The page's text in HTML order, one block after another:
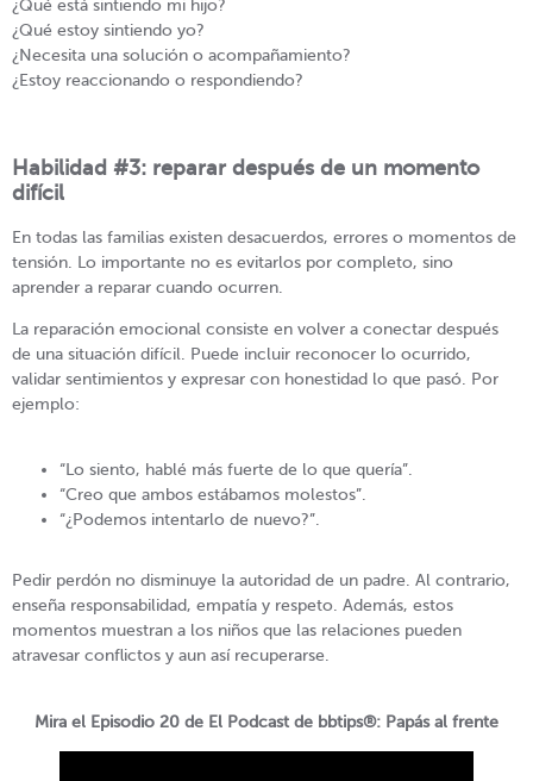
¿Qué está sintiendo mi hijo?
¿Qué estoy sintiendo yo?
¿Necesita una solución o acompañamiento?
¿Estoy reaccionando o respondiendo?
Habilidad #3: reparar después de un momento
difícil
En todas las familias existen desacuerdos, errores o momentos de
tensión. Lo importante no es evitarlos por completo, sino
aprender a reparar cuando ocurren.
La reparación emocional consiste en volver a conectar después
de una situación difícil. Puede incluir reconocer lo ocurrido,
validar sentimientos y expresar con honestidad lo que pasó. Por
ejemplo:
“Lo siento, hablé más fuerte de lo que quería”.
“Creo que ambos estábamos molestos”.
“¿Podemos intentarlo de nuevo?”.
Pedir perdón no disminuye la autoridad de un padre. Al contrario,
enseña responsabilidad, empatía y respeto. Además, estos
momentos muestran a los niños que las relaciones pueden
atravesar conflictos y aun así recuperarse.
Mira el Episodio 20 de El Podcast de bbtips®: Papás al frente